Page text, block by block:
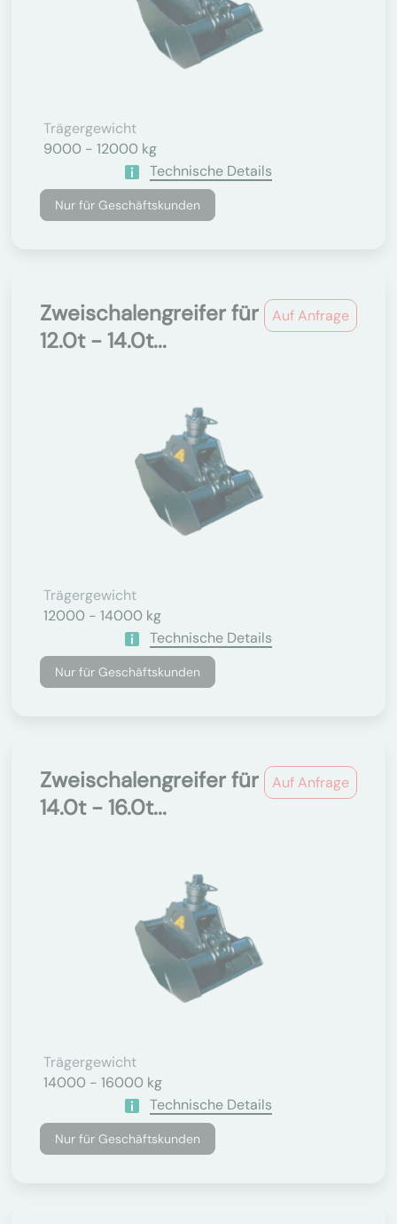
Trägergewicht
9000 - 12000 kg
Technische Details
Nur für Geschäftskunden
Auf Anfrage
Zweischalengreifer für
12.0t - 14.0t...
Trägergewicht
12000 - 14000 kg
Technische Details
Nur für Geschäftskunden
Auf Anfrage
Zweischalengreifer für
14.0t - 16.0t...
Trägergewicht
14000 - 16000 kg
Technische Details
Nur für Geschäftskunden